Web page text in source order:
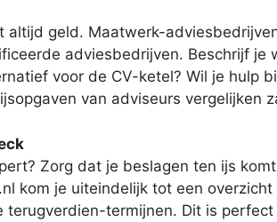
altijd geld. Maatwerk-
adviesbedrijven. Beschrijf
voor de CV-ketel? Wil je hulp
van adviseurs vergelijken
Zorg dat je beslagen ten ijs
kom je uiteindelijk tot een
terugverdien-termijnen. Dit is